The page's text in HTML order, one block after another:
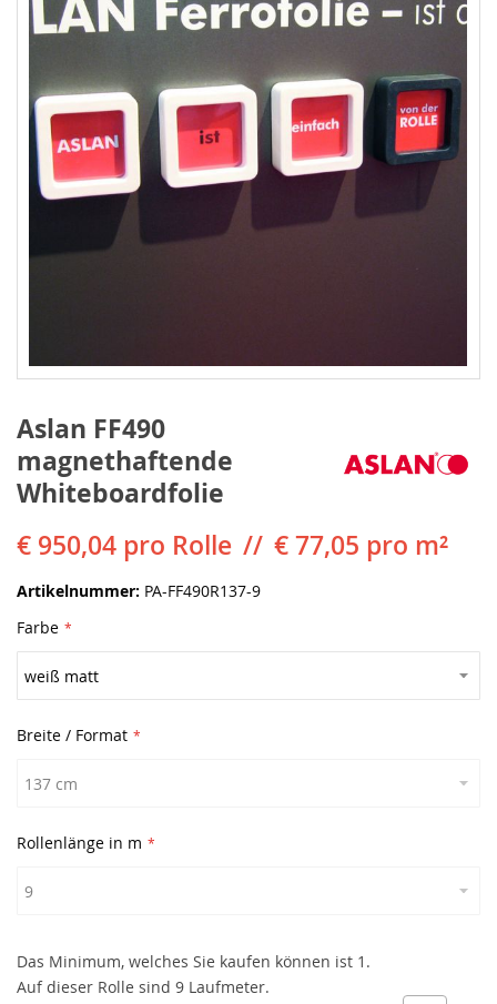
Aslan FF490
magnethaftende
Whiteboardfolie
€ 950,04 pro Rolle € 77,05 pro m²
Artikelnummer PA-FF490R137-9
Farbe
Breite / Format
Rollenlänge in m
Das Minimum, welches Sie kaufen können ist 1.
Auf dieser Rolle sind 9 Laufmeter.